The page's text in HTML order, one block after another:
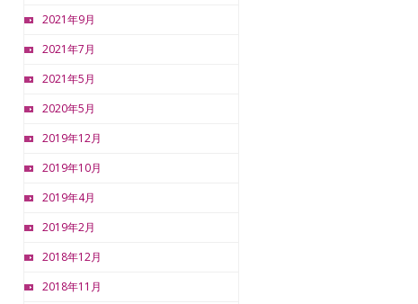
2021年9月
2021年7月
2021年5月
2020年5月
2019年12月
2019年10月
2019年4月
2019年2月
2018年12月
2018年11月